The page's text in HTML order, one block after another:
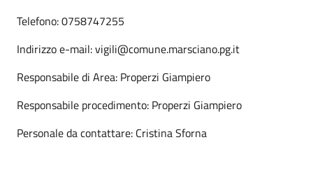
Telefono: 0758747255
Indirizzo e-mail: vigili@comune.marsciano.pg.it
Responsabile di Area: Properzi Giampiero
Responsabile procedimento: Properzi Giampiero
Personale da contattare: Cristina Sforna